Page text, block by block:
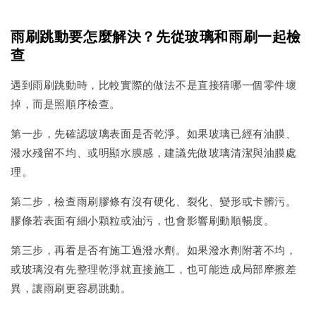
雨刷跳動要怎麼解決？先從玻璃和雨刷一起檢
查
遇到雨刷跳動時，比較實際的做法不是直接猜哪一個零件壞
掉，而是照順序檢查。
第一步，先確認玻璃表面是否乾淨。如果玻璃已經有油膜、
潑水殘留不均、或明顯水膜感，建議先做玻璃清潔與油膜處
理。
第二步，檢查雨刷膠條有沒有硬化、裂化、變形或卡髒污。
膠條若表面有細小顆粒或油污，也會影響刷動順暢度。
第三步，再看是否有施工過潑水劑。如果潑水劑附著不均，
或玻璃沒有先整理乾淨就直接施工，也可能造成局部摩擦差
異，讓雨刷更容易跳動。